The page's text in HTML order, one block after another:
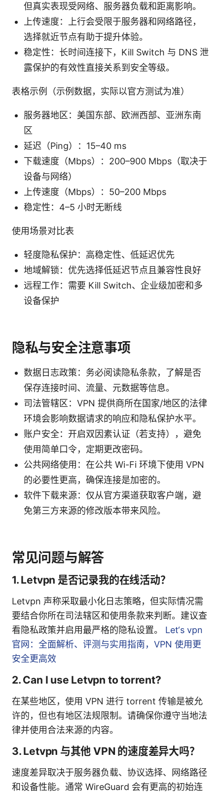
但真实表现受网络、服务器负载和距离影响。
上传速度：上行会受限于服务器和网络路径，
选择就近节点有助于提升体验。
稳定性：长时间连接下，Kill Switch 与 DNS 泄
露保护的有效性直接关系到安全等级。
表格示例（示例数据，实际以官方测试为准）
服务器地区：美国东部、欧洲西部、亚洲东南
区
延迟（Ping）：15–40 ms
下载速度（Mbps）：200–900 Mbps（取决于
设备与网络）
上传速度（Mbps）：50–200 Mbps
稳定性：4–5 小时无断线
使用场景对比表
轻度隐私保护：高稳定性、低延迟优先
地域解锁：优先选择低延迟节点且兼容性良好
远程工作：需要 Kill Switch、企业级加密和多
设备保护
隐私与安全注意事项
数据日志政策：务必阅读隐私条款，了解是否
保存连接时间、流量、元数据等信息。
司法管辖区：VPN 提供商所在国家/地区的法律
环境会影响数据请求的响应和隐私保护水平。
账户安全：开启双因素认证（若支持），避免
使用简单口令，定期更改密码。
公共网络使用：在公共 Wi-Fi 环境下使用 VPN
的必要性更高，确保连接是加密的。
软件下载来源：仅从官方渠道获取客户端，避
免第三方来源的修改版本带来风险。
常见问题与解答
1. Letvpn 是否记录我的在线活动？
Letvpn 声称采取最小化日志策略，但实际情况需
要结合你所在司法辖区和使用条款来判断。建议查
看隐私政策并启用最严格的隐私设置。 Let‘s vpn
官网：全面解析、评测与实用指南，VPN 使用更
安全更高效
2. Can I use Letvpn to torrent?
在某些地区，使用 VPN 进行 torrent 传输是被允
许的，但也有地区法规限制。请确保你遵守当地法
律并使用合法来源的内容。
3. Letvpn 与其他 VPN 的速度差异大吗？
速度差异取决于服务器负载、协议选择、网络路径
和设备性能。通常 WireGuard 会有更高的初始连